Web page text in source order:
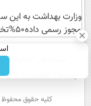
🏆
وزارت بهداشت به این
مجوز رسمی داده50%تخفیف
عصر
آب و
كليه حقوق محفوظ